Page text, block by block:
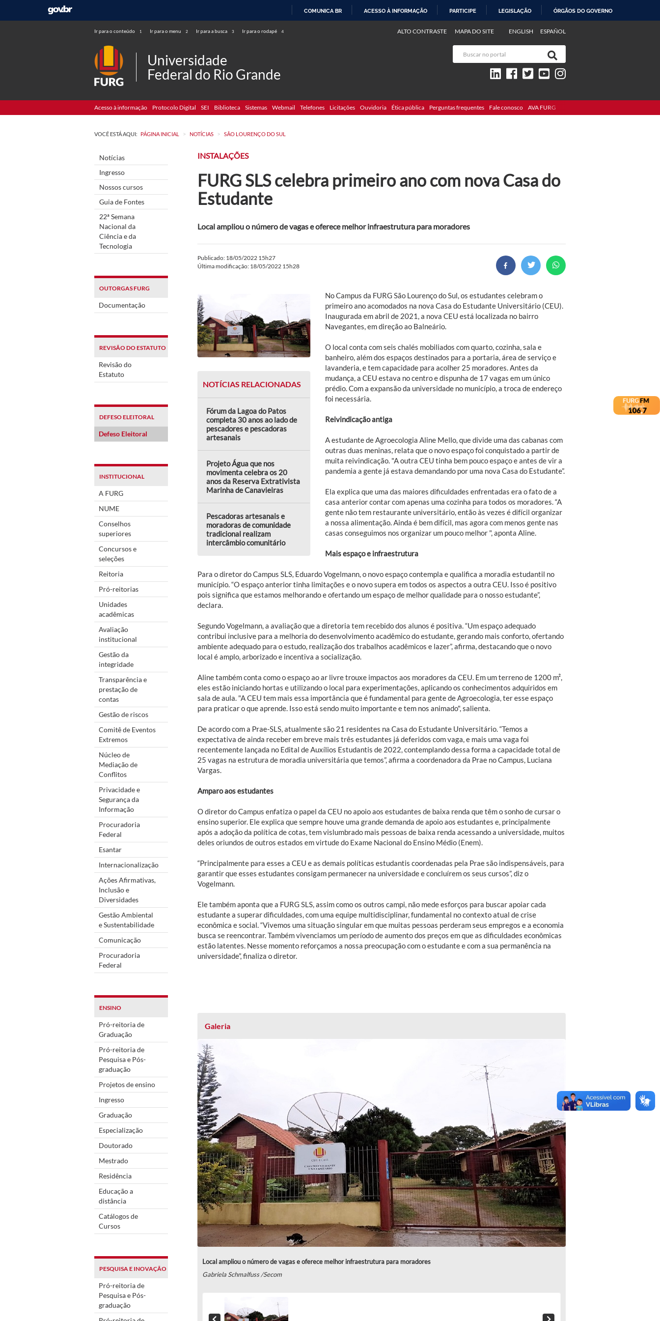
COMUNICA BR ACESSO À INFORMAÇÃO PARTICIPE LEGISLAÇÃO ÓRGÃOS DO GOVERNO
Ir para o conteúdo 1 Ir para o menu 2 Ir para a busca 3 Ir para o rodapé 4 ENGLISH ESPAÑOL
ALTO CONTRASTE MAPA DO SITE
Universidade
Federal do Rio Grande
Acesso à informação Protocolo Digital SEI Biblioteca Sistemas Webmail Telefones Licitações Ouvidoria Ética pública Perguntas frequentes Fale conosco AVA FURG
VOCÊ ESTÁ AQUI: PÁGINA INICIAL > NOTÍCIAS > SÃO LOURENÇO DO SUL
Notícias
Ingresso
Nossos cursos
Guia de Fontes
22ª Semana
Nacional da
Ciência e da
Tecnologia
OUTORGAS FURG
Documentação
REVISÃO DO ESTATUTO
Revisão do
Estatuto
DEFESO ELEITORAL
Defeso Eleitoral
INSTITUCIONAL
A FURG
NUME
Conselhos
superiores
Concursos e
seleções
Reitoria
Pró-reitorias
Unidades
acadêmicas
Avaliação
institucional
Gestão da
integridade
Transparência e
prestação de
contas
Gestão de riscos
Comitê de Eventos
Extremos
Núcleo de
Mediação de
Conflitos
Privacidade e
Segurança da
Informação
Procuradoria
Federal
Esantar
Internacionalização
Ações Afirmativas,
Inclusão e
Diversidades
Gestão Ambiental
e Sustentabilidade
Comunicação
Procuradoria
Federal
ENSINO
Pró-reitoria de
Graduação
Pró-reitoria de
Pesquisa e Pós-
graduação
Projetos de ensino
Ingresso
Graduação
Especialização
Doutorado
Mestrado
Residência
Educação a
distância
Catálogos de
Cursos
PESQUISA E INOVAÇÃO
Pró-reitoria de
Pesquisa e Pós-
graduação
INSTALAÇÕES
FURG SLS celebra primeiro ano com nova Casa do
Estudante
Local ampliou o número de vagas e oferece melhor infraestrutura para moradores
Publicado: 18/05/2022 15h27
Última modificação: 18/05/2022 15h28
No Campus da FURG São Lourenço do Sul, os estudantes celebram o
primeiro ano acomodados na nova Casa do Estudante Universitário (CEU).
Inaugurada em abril de 2021, a nova CEU está localizada no bairro
Navegantes, em direção ao Balneário.
NOTÍCIAS RELACIONADAS
Fórum da Lagoa do Patos
completa 30 anos ao lado de
pescadores e pescadoras
artesanais
Projeto Água que nos
movimenta celebra os 20
anos da Reserva Extrativista
Marinha de Canavieiras
Pescadoras artesanais e
moradoras de comunidade
tradicional realizam
intercâmbio comunitário
O local conta com seis chalés mobiliados com quarto, cozinha, sala e
banheiro, além dos espaços destinados para a portaria, área de serviço e
lavanderia, e tem capacidade para acolher 25 moradores. Antes da
mudança, a CEU estava no centro e dispunha de 17 vagas em um único
prédio. Com a expansão da universidade no município, a troca de endereço
foi necessária.
Reivindicação antiga
A estudante de Agroecologia Aline Mello, que divide uma das cabanas com
outras duas meninas, relata que o novo espaço foi conquistado a partir de
muita reivindicação. "A outra CEU tinha bem pouco espaço e antes de vir a
pandemia a gente já estava demandando por uma nova Casa do Estudante”.
Ela explica que uma das maiores dificuldades enfrentadas era o fato de a
casa anterior contar com apenas uma cozinha para todos os moradores. “A
gente não tem restaurante universitário, então às vezes é difícil organizar
a nossa alimentação. Ainda é bem difícil, mas agora com menos gente nas
casas conseguimos nos organizar um pouco melhor ", aponta Aline.
Mais espaço e infraestrutura
Para o diretor do Campus SLS, Eduardo Vogelmann, o novo espaço contempla e qualifica a moradia estudantil no
município. “O espaço anterior tinha limitações e o novo supera em todos os aspectos a outra CEU. Isso é positivo
pois significa que estamos melhorando e ofertando um espaço de melhor qualidade para o nosso estudante”,
declara.
Segundo Vogelmann, a avaliação que a diretoria tem recebido dos alunos é positiva. “Um espaço adequado
contribui inclusive para a melhoria do desenvolvimento acadêmico do estudante, gerando mais conforto, ofertando
ambiente adequado para o estudo, realização dos trabalhos acadêmicos e lazer”, afirma, destacando que o novo
local é amplo, arborizado e incentiva a socialização.
Aline também conta como o espaço ao ar livre trouxe impactos aos moradores da CEU. Em um terreno de 1200 m²,
eles estão iniciando hortas e utilizando o local para experimentações, aplicando os conhecimentos adquiridos em
sala de aula. "A CEU tem mais essa importância que é fundamental para gente de Agroecologia, ter esse espaço
para praticar o que aprende. Isso está sendo muito importante e tem nos animado", salienta.
De acordo com a Prae-SLS, atualmente são 21 residentes na Casa do Estudante Universitário. “Temos a
expectativa de ainda receber em breve mais três estudantes já deferidos com vaga, e mais uma vaga foi
recentemente lançada no Edital de Auxílios Estudantis de 2022, contemplando dessa forma a capacidade total de
25 vagas na estrutura de moradia universitária que temos”, afirma a coordenadora da Prae no Campus, Luciana
Vargas.
Amparo aos estudantes
O diretor do Campus enfatiza o papel da CEU no apoio aos estudantes de baixa renda que têm o sonho de cursar o
ensino superior. Ele explica que sempre houve uma grande demanda de apoio aos estudantes e, principalmente
após a adoção da política de cotas, tem vislumbrado mais pessoas de baixa renda acessando a universidade, muitos
deles oriundos de outros estados em virtude do Exame Nacional do Ensino Médio (Enem).
“Principalmente para esses a CEU e as demais políticas estudantis coordenadas pela Prae são indispensáveis, para
garantir que esses estudantes consigam permanecer na universidade e concluírem os seus cursos”, diz o
Vogelmann.
Ele também aponta que a FURG SLS, assim como os outros campi, não mede esforços para buscar apoiar cada
estudante a superar dificuldades, com uma equipe multidisciplinar, fundamental no contexto atual de crise
econômica e social. “Vivemos uma situação singular em que muitas pessoas perderam seus empregos e a economia
busca se reencontrar. Também vivenciamos um período de aumento dos preços em que as dificuldades econômicas
estão latentes. Nesse momento reforçamos a nossa preocupação com o estudante e com a sua permanência na
universidade”, finaliza o diretor.
Galeria
Local ampliou o número de vagas e oferece melhor infraestrutura para moradores
Gabriela Schmalfuss /Secom